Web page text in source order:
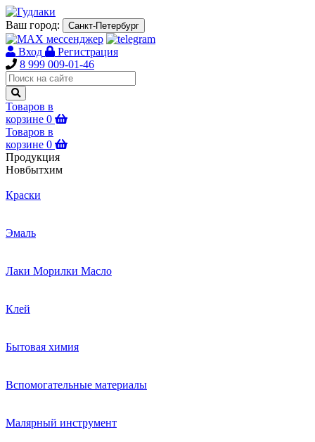
Ваш город: Санкт-Петербург
Вход
Регистрация
8 999 009-01-46
Товаров в
корзине 0
Товаров в
корзине 0
Продукция
Новбытхим
Краски
Эмаль
Лаки Морилки Масло
Клей
Бытовая химия
Вспомогательные материалы
Малярный инструмент